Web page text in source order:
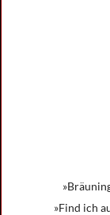
»Find ich